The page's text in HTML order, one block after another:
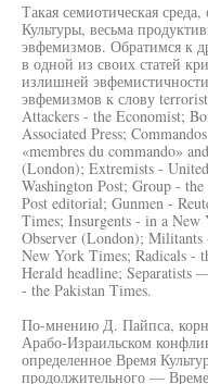
Такая семиотическая
Культуры, весьма
эвфемизмов. Обратимся к
в одной из своих статей
излишней
эвфемизмов к слову
Attackers - the Economist;
Associated Press;
«membres du commando»
(London); Extremists -
Washington Post; Group -
Post editorial; Gunmen -
Times; Insurgents - in a New
Observer (London); Militants
New York Times; Radicals -
Herald headline; Separatists
- the Pakistan Times.
По-мнению Д. Пайпса,
Арабо-Израильском
определенное Время
продолжительного —